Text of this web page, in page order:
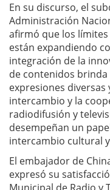
En su discurso, el
Administración
afirmó que los
están expandiendo
integración de la
de contenidos
expresiones diversas
intercambio y la
radiodifusión y
desempeñan un
intercambio cultural
El embajador de
expresó su